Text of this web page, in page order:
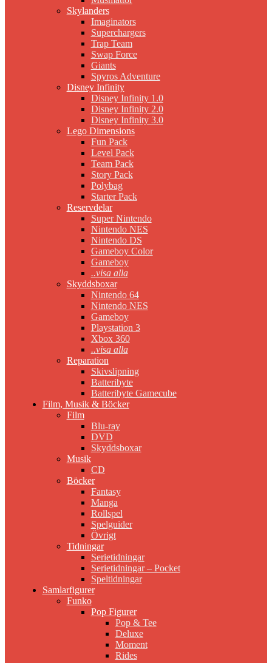
Skylanders
Imaginators
Superchargers
Trap Team
Swap Force
Giants
Spyros Adventure
Disney Infinity
Disney Infinity 1.0
Disney Infinity 2.0
Disney Infinity 3.0
Lego Dimensions
Fun Pack
Level Pack
Team Pack
Story Pack
Polybag
Starter Pack
Reservdelar
Super Nintendo
Nintendo NES
Nintendo DS
Gameboy Color
Gameboy
..visa alla
Skyddsboxar
Nintendo 64
Nintendo NES
Gameboy
Playstation 3
Xbox 360
..visa alla
Reparation
Skivslipning
Batteribyte
Batteribyte Gamecube
Film, Musik & Böcker
Film
Blu-ray
DVD
Skyddsboxar
Musik
CD
Böcker
Fantasy
Manga
Rollspel
Spelguider
Övrigt
Tidningar
Serietidningar
Serietidningar – Pocket
Speltidningar
Samlarfigurer
Funko
Pop Figurer
Pop & Tee
Deluxe
Moment
Rides